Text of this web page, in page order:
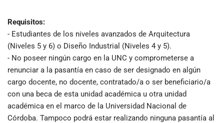
Requisitos:
- Estudiantes de los niveles avanzados de Arquitectura
(Niveles 5 y 6) o Diseño Industrial (Niveles 4 y 5).
- No poseer ningún cargo en la UNC y comprometerse a
renunciar a la pasantía en caso de ser designado en algún
cargo docente, no docente, contratado/a o ser beneficiario/a
con una beca de esta unidad académica u otra unidad
académica en el marco de la Universidad Nacional de
Córdoba. Tampoco podrá estar realizando ninguna pasantía al